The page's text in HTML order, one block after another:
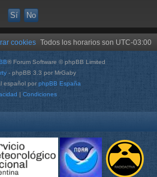
Todos los horarios son UTC-03:00
cookies
® Forum Software © phpBB Limited
- phpBB 3.3 por MrGaby
español por phpBB España
| Condiciones